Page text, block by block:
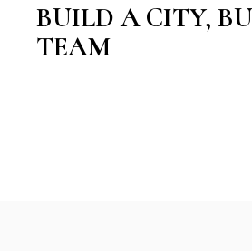
BUILD A CITY,
TEAM